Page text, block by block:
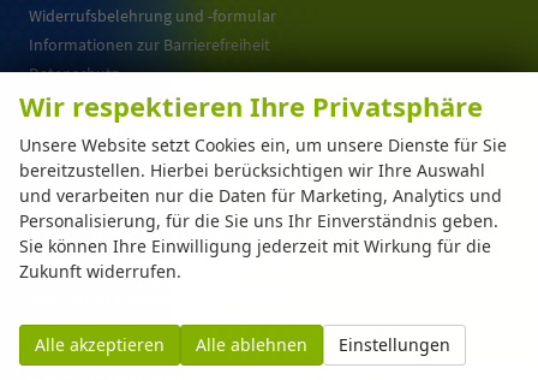
Widerrufsbelehrung und -formular
Informationen zur Barrierefreiheit
Datenschutz
Cookie-Einstellungen
Weitere Informationen zum offiziellen Kraftstoffverbrauch und zu den offiziellen
spezifischen CO 2 -Emissionen und gegebenenfalls zum Stromverbrauch neuer PKW
können dem 'Leitfaden über den offiziellen Kraftstoffverbrauch, die offiziellen
spezifischen CO 2
-Emissionen und den offiziellen Stromverbrauch neuer PKW'
entnommen werden, der an allen Verkaufsstellen und bei der 'Deutschen Automobil
Wir respektieren Ihre Privatsphäre
Unsere Website setzt Cookies ein, um unsere Dienste für Sie
bereitzustellen. Hierbei berücksichtigen wir Ihre Auswahl
und verarbeiten nur die Daten für Marketing, Analytics und
Personalisierung, für die Sie uns Ihr Einverständnis geben.
Sie können Ihre Einwilligung jederzeit mit Wirkung für die
Zukunft widerrufen.
Alle akzeptieren Alle ablehnen Einstellungen